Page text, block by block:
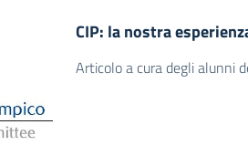
CIP: la nostra
Articolo a cura degli alunni